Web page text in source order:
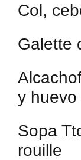
Col,
Galette
y
Sopa
rouille